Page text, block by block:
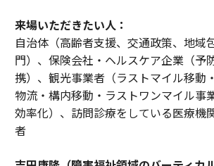
来場いただきたい人：
自治体（高齢者支援、交通政策、地域
門）、保険会社・ヘルスケア企業（予
携）、観光事業者（ラストマイル移動
物流・構内移動・ラストワンマイル事
効率化）、訪問診療をしている医療機
者